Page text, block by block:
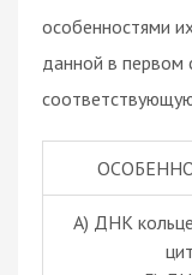
особенностями
данной в первом
А) ДНК